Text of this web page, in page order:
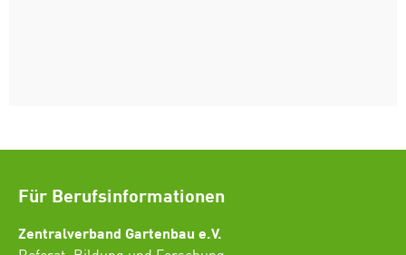
Für Berufsinformationen
Zentralverband Gartenbau e.V.